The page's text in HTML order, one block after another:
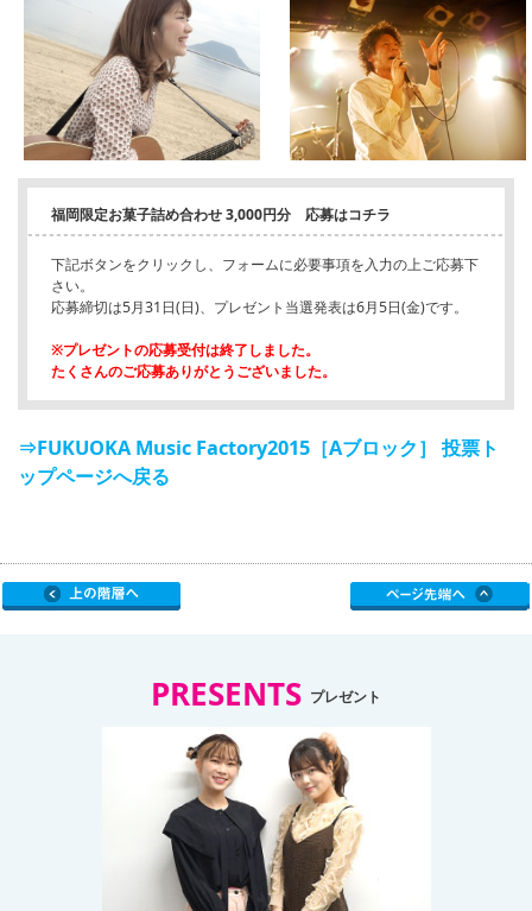
ภาษาไทย
tiéng Viêt
Bahasa Indonesia
福岡限定お菓子詰め合わせ 3,000円分 応募はコチラ
下記ボタンをクリックし、フォームに必要事項を入力の上ご応募下
さい。
応募締切は5月31日(日)、プレゼント当選発表は6月5日(金)です。
※プレゼントの応募受付は終了しました。
たくさんのご応募ありがとうございました。
⇒FUKUOKA Music Factory2015［Aブロック］ 投票ト
ップページへ戻る
PRESENTS プレゼント